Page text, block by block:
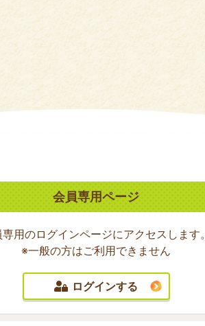
会員専用ページ
用のログインページにアクセスします。
※一般の方はご利用できません
ログインする